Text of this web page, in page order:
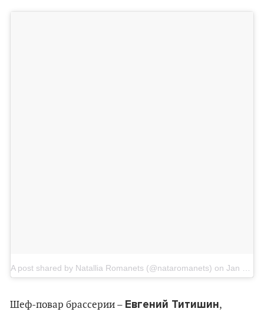
A post shared by Natallia Romanets (@nataromanets) on Jan 13, 2018 at 10:35am PST
Шеф-повар брассерии – Евгений Титишин,